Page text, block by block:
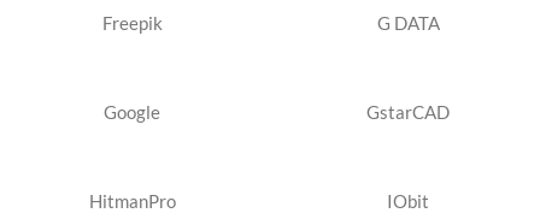
Freepik G DATA
Google GstarCAD
HitmanPro IObit